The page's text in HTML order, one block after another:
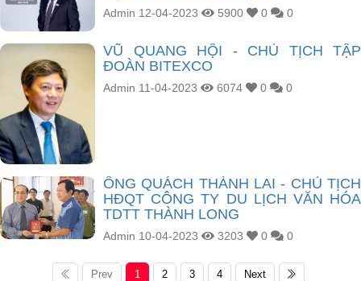
Admin 12-04-2023 5900 0 0
VŨ QUANG HỘI - CHỦ TỊCH TẬP
ĐOÀN BITEXCO
Admin 11-04-2023 6074 0 0
ÔNG QUÁCH THÀNH LAI - CHỦ TỊCH
HĐQT CÔNG TY DU LỊCH VĂN HÓA
TDTT THÀNH LONG
Admin 10-04-2023 3203 0 0
Prev 1 2 3 4 Next